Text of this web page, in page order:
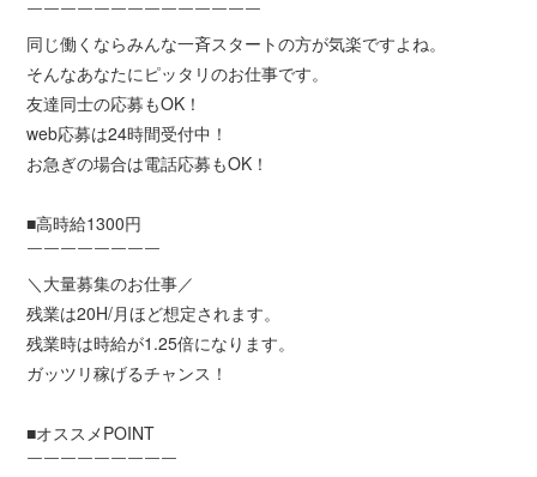
￣￣￣￣￣￣￣￣￣￣￣￣￣￣
同じ働くならみんな一斉スタートの方が気楽ですよね。
そんなあなたにピッタリのお仕事です。
友達同士の応募もOK！
web応募は24時間受付中！
お急ぎの場合は電話応募もOK！
■高時給1300円
￣￣￣￣￣￣￣￣
＼大量募集のお仕事／
残業は20H/月ほど想定されます。
残業時は時給が1.25倍になります。
ガッツリ稼げるチャンス！
■オススメPOINT
￣￣￣￣￣￣￣￣￣